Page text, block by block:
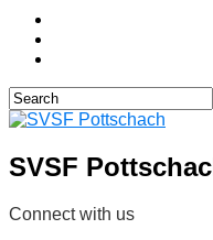
SVSF
Connect with us